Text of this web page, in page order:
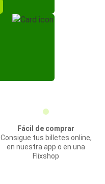
Fácil de comprar
Consigue tus billetes online,
en nuestra app o en una
Flixshop